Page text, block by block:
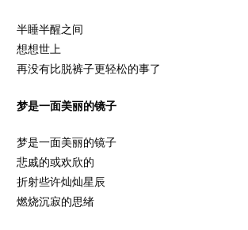
半睡半醒之间
想想世上
再没有比脱裤子更轻松的事了
梦是一面美丽的镜子
梦是一面美丽的镜子
悲戚的或欢欣的
折射些许灿灿星辰
燃烧沉寂的思绪